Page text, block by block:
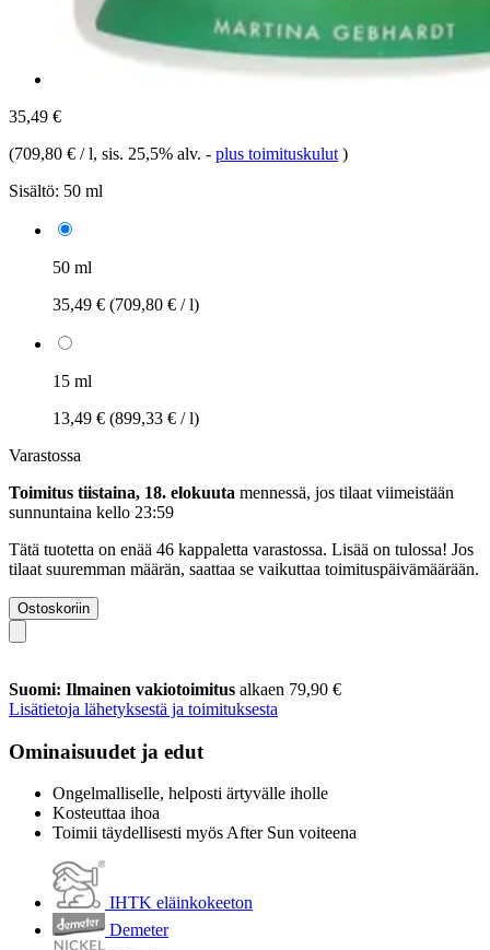
35,49 €
(709,80 € / l, sis. 25,5% alv. - plus toimituskulut )
Sisältö: 50 ml
50 ml
35,49 € (709,80 € / l)
15 ml
13,49 € (899,33 € / l)
Varastossa
Toimitus tiistaina, 18. elokuuta mennessä, jos tilaat viimeistään
sunnuntaina kello 23:59
Tätä tuotetta on enää 46 kappaletta varastossa. Lisää on tulossa! Jos
tilaat suuremman määrän, saattaa se vaikuttaa toimituspäivämäärään.
Ostoskoriin
Suomi: Ilmainen vakiotoimitus alkaen 79,90 €
Lisätietoja lähetyksestä ja toimituksesta
Ominaisuudet ja edut
Ongelmalliselle, helposti ärtyvälle iholle
Kosteuttaa ihoa
Toimii täydellisesti myös After Sun voiteena
IHTK eläinkokeeton
Demeter